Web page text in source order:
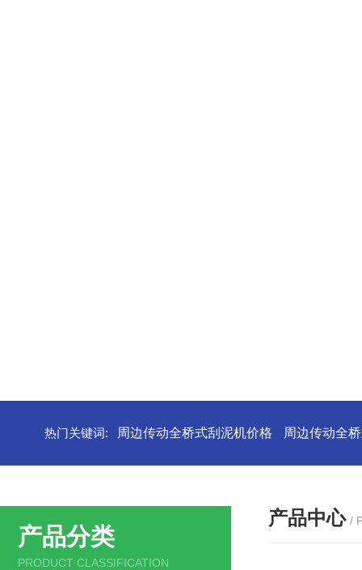
热门关键词: 周边传动全桥式刮泥机价格 周边传动全
产品分类
PRODUCT CLASSIFICATION
产品中心 /